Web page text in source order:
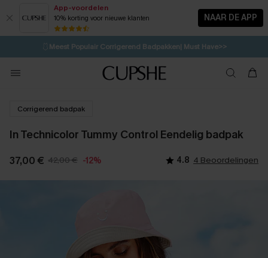
App-voordelen
10% korting voor nieuwe klanten NAAR DE APP
⚡️LAATSTE KANS | Tot 50% korting>>
🩱Meest Populair Corrigerend Badpakken| Must Have>>
💌Abonneer je & ontvang tot 15% korting>>
Koop 3, krijg 15% korting | CODE: SW15
Corrigerend badpak
In Technicolor Tummy Control Eendelig badpak
37,00 € 42,00 € -12% 4.8 4 Beoordelingen